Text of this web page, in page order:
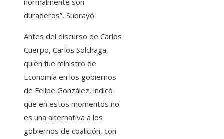
normalmente son
duraderos”, Subrayó.
Antes del discurso de Carlos
Cuerpo, Carlos Solchaga,
quien fue ministro de
Economía en los gobiernos
de Felipe González, indicó
que en estos momentos no
es una alternativa a los
gobiernos de coalición, con